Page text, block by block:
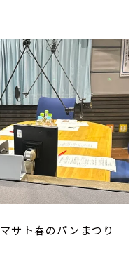
サト春のパンまつり